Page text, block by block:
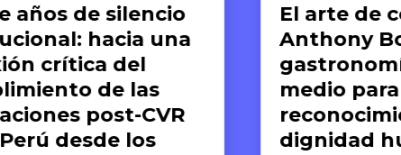
de compartir:
Bourdain y la
como
para el
de la
humana
El arte
Museo
los